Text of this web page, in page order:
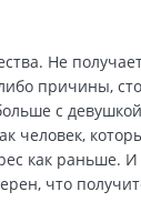
Не
причины,
с
человек,
как раньше.
что